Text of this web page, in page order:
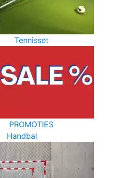
Tennisset
PROMOTIES
Handbal